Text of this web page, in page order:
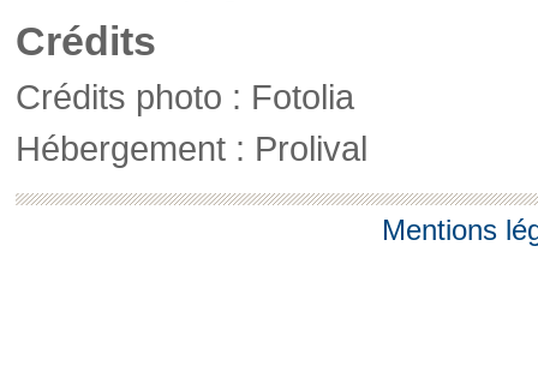
Crédits
Crédits photo : Fotolia
Hébergement : Prolival
Mentions